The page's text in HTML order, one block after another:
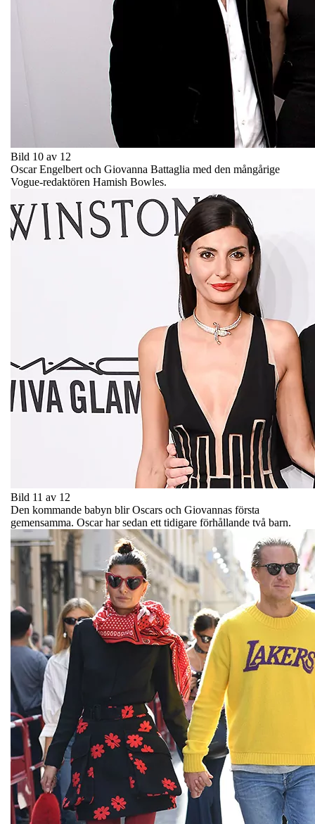
Bild 10 av 12
Oscar Engelbert och Giovanna Battaglia med den mångårige
Vogue-redaktören Hamish Bowles.
Bild 11 av 12
Den kommande babyn blir Oscars och Giovannas första
gemensamma. Oscar har sedan ett tidigare förhållande två barn.